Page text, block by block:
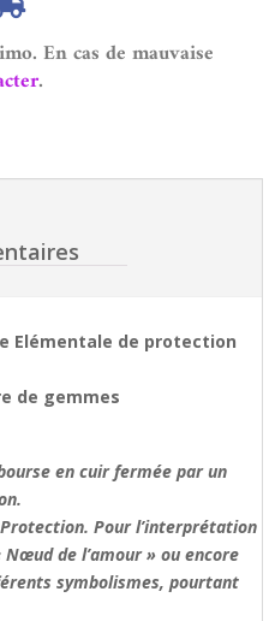
En cas de mauvaise
.
Elémentale de protection
de gemmes
en cuir fermée par un
Pour l’interprétation
de l’amour » ou encore
symbolismes, pourtant